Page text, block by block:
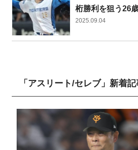
桁勝利を狙う26
2025.09.04
「アスリート/セレブ」新着